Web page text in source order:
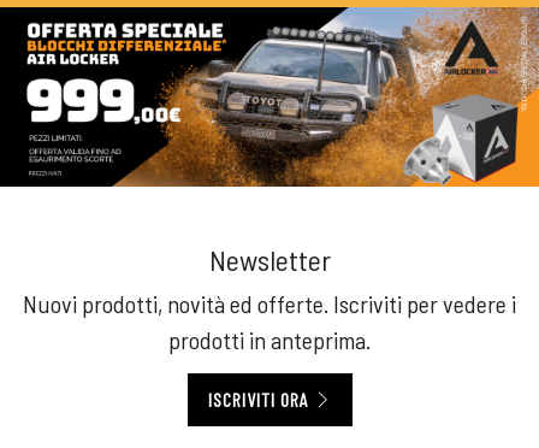
Newsletter
Nuovi prodotti, novità ed offerte. Iscriviti per vedere i
prodotti in anteprima.
ISCRIVITI ORA